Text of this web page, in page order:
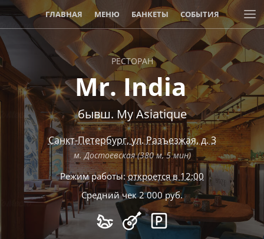
ГЛАВНАЯ МЕНЮ БАНКЕТЫ СОБЫТИЯ
АКЦИИ И СКИДКИ
РЕСТОРАН
Mr. India
бывш. My Asiatique
Санкт-Петербург,ул. Разъезжая, д. 3
м. Достоевская (380 м, 5 мин)
Режим работы:откроется в 12:00
Средний чек 2 000 руб.